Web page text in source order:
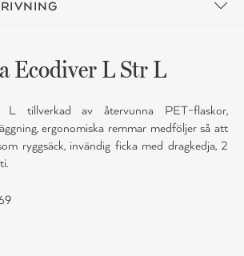
Ecodiver L Str L
L tillverkad av återvunna PET-flaskor,
ergonomiska remmar medföljer så att
ryggsäck, invändig ficka med dragkedja, 2